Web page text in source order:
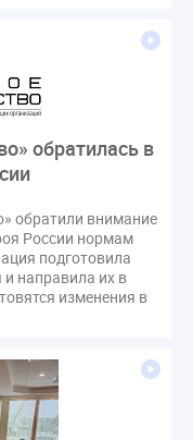
обратилась в
обратили внимание
России нормам
подготовила
направила их в
изменения в